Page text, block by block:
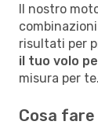
Il nostro
risultati per
il tuo volo
misura per te.
Cosa fare